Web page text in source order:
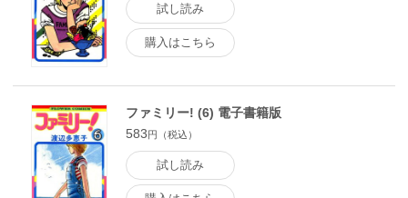
試し読み
購入はこちら
ファミリー! (6) 電子書籍版
583 円（税込）
試し読み